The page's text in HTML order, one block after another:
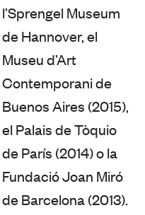
l’Sprengel Museum
de Hannover, el
Museu d’Art
Contemporani de
Buenos Aires (2015),
el Palais de Tòquio
de París (2014) o la
Fundació Joan Miró
de Barcelona (2013).